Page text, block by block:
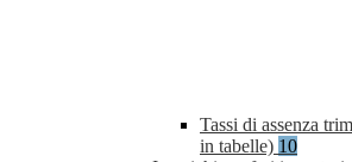
Tassi di assenza
in tabelle) 10